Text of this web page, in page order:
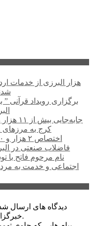
برگزاری رویداد قرآنی
کرج به مرزهای
فاضلاب صنعتی در
نام مرحوم فاتح با
اجتماعی و خدمت به
دیدگاه های ارسال
خبرگزاری الف در وب منتشر خواهد شد.